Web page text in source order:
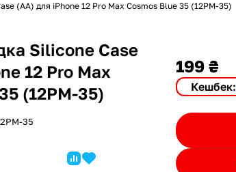
(AA) для iPhone 12 Pro Max Cosmos Blue 35 (12PM-35)
Silicone Case
12 Pro Max
(12PM-35)
35
199 ₴
Кешбек: